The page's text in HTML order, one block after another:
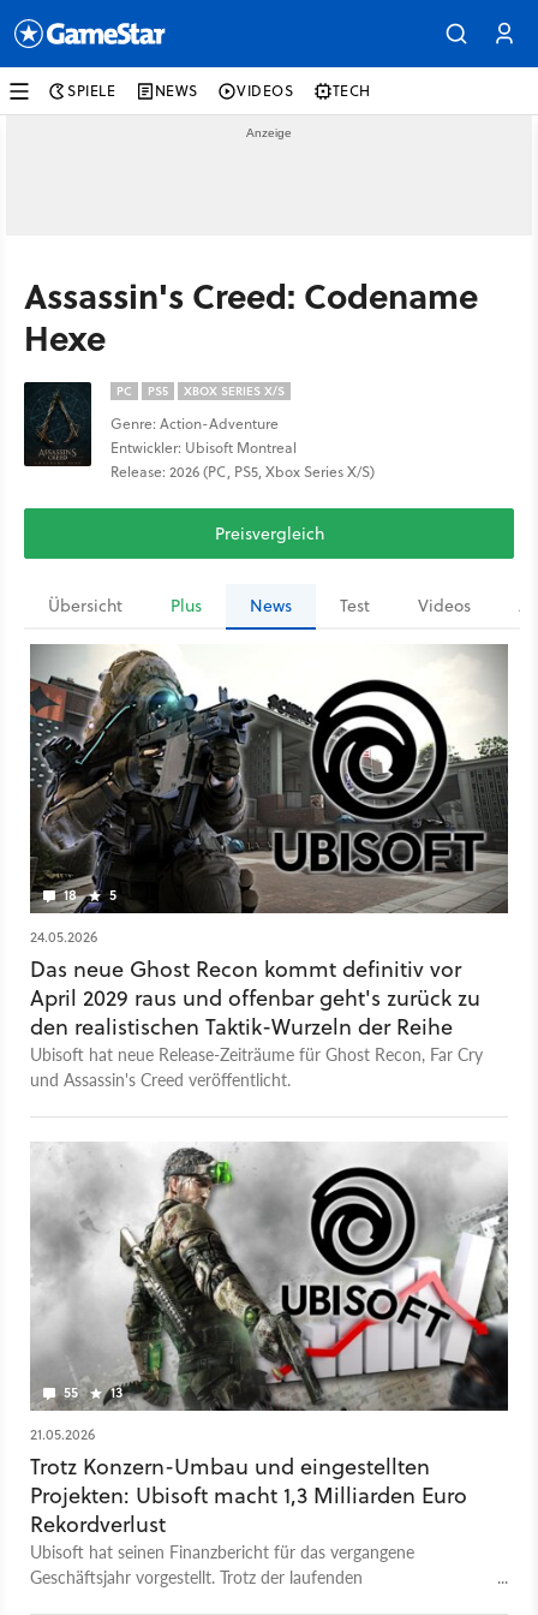
SPIELE NEWS VIDEOS TECH
Assassin's Creed: Codename
Hexe
PC PS5 XBOX SERIES X/S
Genre: Action-Adventure
Entwickler: Ubisoft Montreal
Release: 2026 (PC, PS5, Xbox Series X/S)
Preisvergleich
Übersicht Plus News Test Videos
18 5
24.05.2026
Das neue Ghost Recon kommt definitiv vor
April 2029 raus und offenbar geht's zurück zu
den realistischen Taktik-Wurzeln der Reihe
Ubisoft hat neue Release-Zeiträume für Ghost Recon, Far Cry
und Assassin's Creed veröffentlicht.
55 13
21.05.2026
Trotz Konzern-Umbau und eingestellten
Projekten: Ubisoft macht 1,3 Milliarden Euro
Rekordverlust
Ubisoft hat seinen Finanzbericht für das vergangene
Geschäftsjahr vorgestellt. Trotz der laufenden